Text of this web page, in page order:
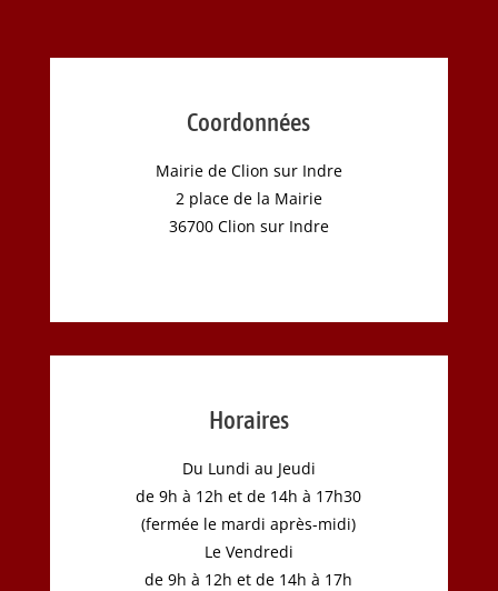
Coordonnées
Mairie de Clion sur Indre
2 place de la Mairie
36700 Clion sur Indre
Horaires
Du Lundi au Jeudi
de 9h à 12h et de 14h à 17h30
(fermée le mardi après-midi)
Le Vendredi
de 9h à 12h et de 14h à 17h